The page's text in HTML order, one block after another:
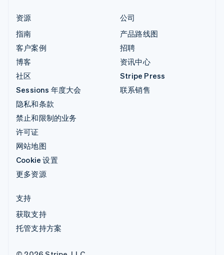
资源
指南
客户案例
博客
社区
Sessions 年度大会
隐私和条款
禁止和限制的业务
许可证
网站地图
Cookie 设置
更多资源
公司
产品路线图
招聘
资讯中心
Stripe Press
联系销售
支持
获取支持
托管支持方案